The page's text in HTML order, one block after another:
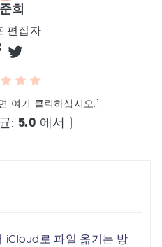
희
편집자
여기 클릭하십시오.)
: 5.0 에서 )
iCloud로 파일 옮기는 방